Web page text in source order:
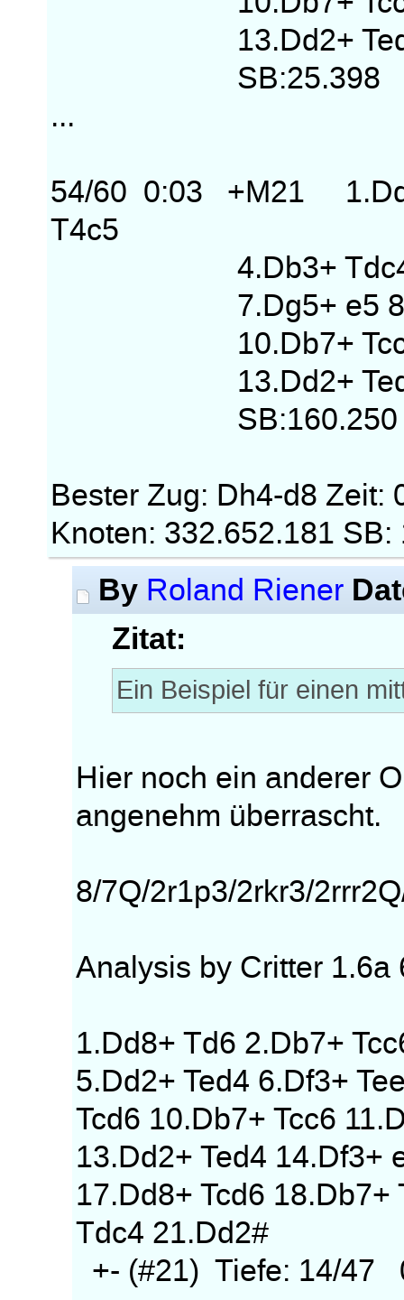
13.Dd2+ Ted4
SB:25.398
...
54/60 0:03 +M21
T4c5
4.Db3+ Tdc4
7.Dg5+ e5
10.Db7+ Tcc6
13.Dd2+ Ted4
SB:160.250
Bester Zug: Dh4-d8
Knoten: 332.652.181 SB:
By Roland Riener
Zitat:
Ein Beispiel für einen
Hier noch ein anderer
angenehm überrascht.
8/7Q/2r1p3/2rkr3/
Analysis by Critter 1.6a
1.Dd8+ Td6 2.Db7+
5.Dd2+ Ted4 6.Df3+
Tcd6 10.Db7+ Tcc6
13.Dd2+ Ted4 14.Df3+
17.Dd8+ Tcd6
Tdc4 21.Dd2#
+- (#21) Tiefe: 14/47